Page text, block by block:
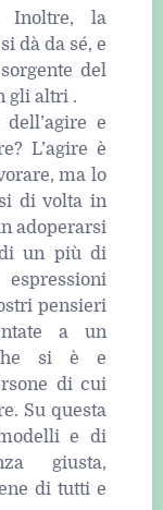
Inoltre, la
dà da sé, e
del
gli altri .
e
L’agire è
ma lo
di volta in
adoperarsi
un più di
pensieri
a un
si è e
di cui
Su questa
e di
giusta,
di tutti e